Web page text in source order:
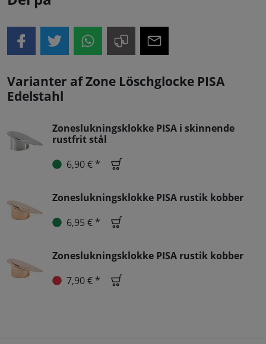
Varianter af Zone Löschglocke PISA
Edelstahl
Zoneslukningsklokke PISA i skinnende
rustfrit stål
6,90 € *
Zoneslukningsklokke PISA rustik kobber
6,95 € *
Zoneslukningsklokke PISA rustik kobber
7,90 € *